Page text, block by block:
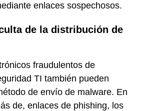
enlaces sospechosos.
de la distribución de
fraudulentos de
TI también pueden
de envío de malware. En
de, enlaces de phishing, los